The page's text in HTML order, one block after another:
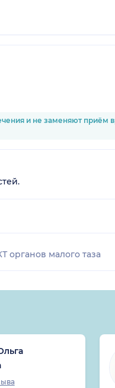
и не заменяют приём
органов малого таза